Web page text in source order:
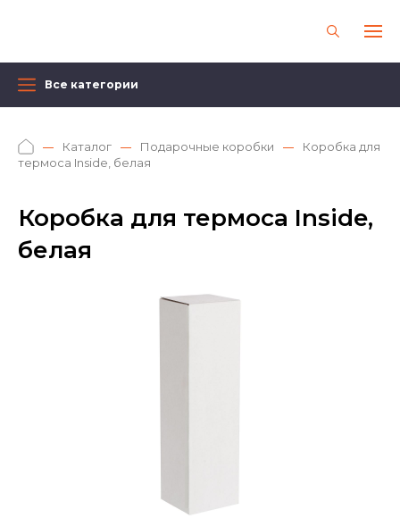
Все категории
Каталог Подарочные коробки
Коробка для
термоса Inside, белая
Коробка для термоса Inside,
белая